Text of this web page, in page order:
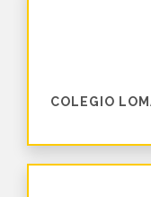
COLEGIO